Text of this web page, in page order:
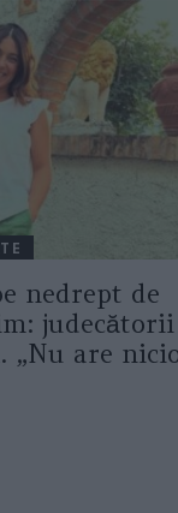
nedrept de
judecătorii
„Nu are